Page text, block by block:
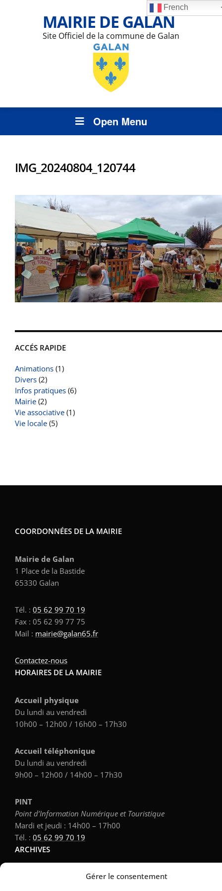
Gérer le consentement
MAIRIE DE GALAN
Site Officiel de la commune de Galan
Open Menu
ACCÉS RAPIDE
Animations (1)
Divers (2)
Infos pratiques (6)
Mairie (2)
Vie associative (1)
Vie locale (5)
IMG_20240804_120744
COORDONNÉES DE LA MAIRIE
Mairie de Galan
1 Place de la Bastide
65330 Galan
Tél. : 05 62 99 70 19
Fax : 05 62 99 77 75
Mail : mairie@galan65.fr
Contactez-nous
HORAIRES DE LA MAIRIE
Accueil physique
Du lundi au vendredi
10h00 – 12h00 / 16h00 – 17h30
Accueil téléphonique
Du lundi au vendredi
9h00 – 12h00 / 14h00 – 17h30
PINT
Point d’Information Numérique et Touristique
Mardi et jeudi : 14h00 – 17h00
Tél. : 05 62 99 70 19
ARCHIVES
French